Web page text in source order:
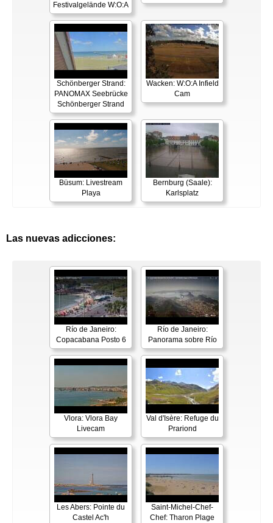
Festivalgelände W:O:A
Schönberger Strand:
PANOMAX Seebrücke
Schönberger Strand
Wacken: W:O:A Infield
Cam
Büsum: Livestream
Playa
Bernburg (Saale):
Karlsplatz
Las nuevas adicciones:
Río de Janeiro:
Copacabana Posto 6
Río de Janeiro:
Panorama sobre Río
Vlora: Vlora Bay
Livecam
Val d'Isère: Refuge du
Prariond
Les Abers: Pointe du
Castel Ac'h
Saint-Michel-Chef-
Chef: Tharon Plage